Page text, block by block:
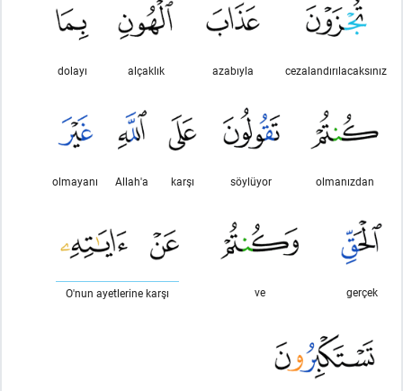
cezalandırılacaksınız
azabıyla
alçaklık
dolayı
olmanızdan
söylüyor
karşı
Allah'a
olmayanı
gerçek
ve
O'nun ayetlerine karşı